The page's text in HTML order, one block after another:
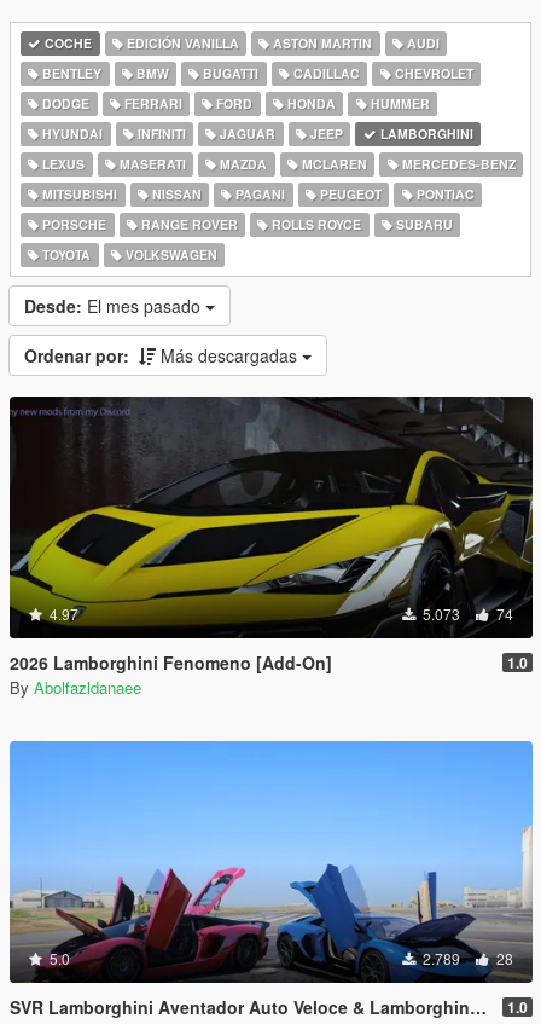
COCHE EDICIÓN VANILLA ASTON MARTIN
AUDI
BENTLEY
BMW BUGATTI CADILLAC
CHEVROLET
DODGE
FERRARI FORD HONDA
HUMMER
HYUNDAI
INFINITI JAGUAR JEEP
LAMBORGHINI
LEXUS
MASERATI MAZDA MCLAREN
MERCEDES-BENZ
MITSUBISHI
NISSAN PAGANI PEUGEOT
PONTIAC
PORSCHE
RANGE ROVER ROLLS ROYCE
SUBARU
TOYOTA
VOLKSWAGEN
Desde: El mes pasado
Ordenar por: Más descargadas
4.97 5.073 74
2026 Lamborghini Fenomeno [Add-On] 1.0
By Abolfazldanaee
5.0 2.789 28
SVR Lamborghini Aventador Auto Veloce & Lamborghini Aventador LP780-4 Ultimae [Add-On | Legacy | Enhanced] 1.0